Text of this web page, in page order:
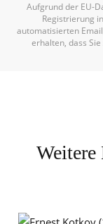
Aufgrund der EU-
Registrierung
automatisierten
erhalten, dass
Weitere